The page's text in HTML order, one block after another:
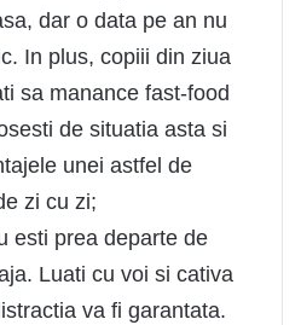
dar o data pe an nu
In plus, copiii din ziua
sa manance fast-food
de situatia asta si
unei astfel de
zi cu zi;
esti prea departe de
Luati cu voi si cativa
va fi garantata.